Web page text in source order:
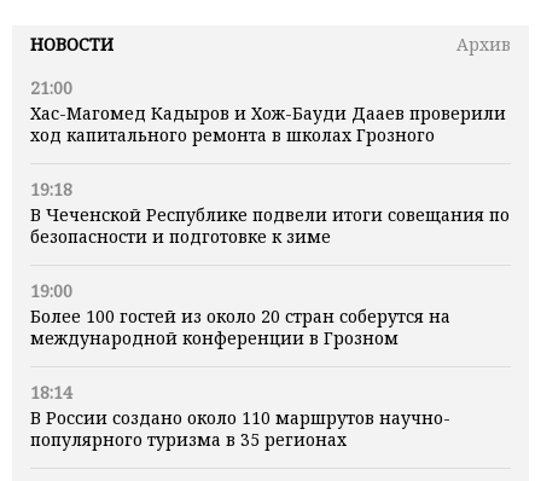
НОВОСТИ
Архив
21:00
Хас-Магомед Кадыров и Хож-Бауди Дааев проверили
ход капитального ремонта в школах Грозного
19:18
В Чеченской Республике подвели итоги совещания по
безопасности и подготовке к зиме
19:00
Более 100 гостей из около 20 стран соберутся на
международной конференции в Грозном
18:14
В России создано около 110 маршрутов научно-
популярного туризма в 35 регионах